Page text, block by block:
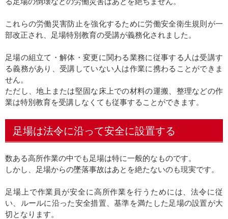
これらの労働災害防止を強化するために労働安全衛生規則が一
部改正され、足場特別教育の受講が義務化されました。
足場の組立て・解体・変更に関わる業務に従事する人は受講す
る義務があり、受講していない人は作業に携わることができま
せん。
ただし、地上または堅固な床上での材料の運搬、整理などの作
業は特別教育を受講しなくても従事することができます。
足場は法令に沿って安全に設置する
数ある高所作業の中でも足場は特に一般的なものです。
しかし、足場からの墜落事故はあとを絶たないのも現実です。
足場上で作業員が安全に高所作業を行うためには、法令に従
い、ルールに沿った安全措置、基準を満たした足場の設置が大
切となります。